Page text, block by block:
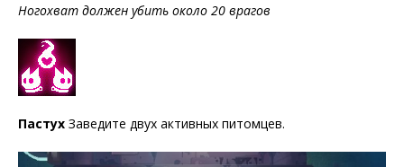
Ногохват должен убить около 20 врагов
Пастух Заведите двух активных питомцев.